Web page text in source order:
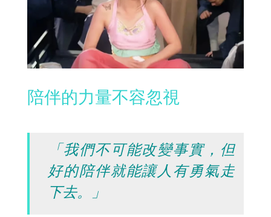
陪伴的力量不容忽視
「我們不可能改變事實，但
好的陪伴就能讓人有勇氣走
下去。」